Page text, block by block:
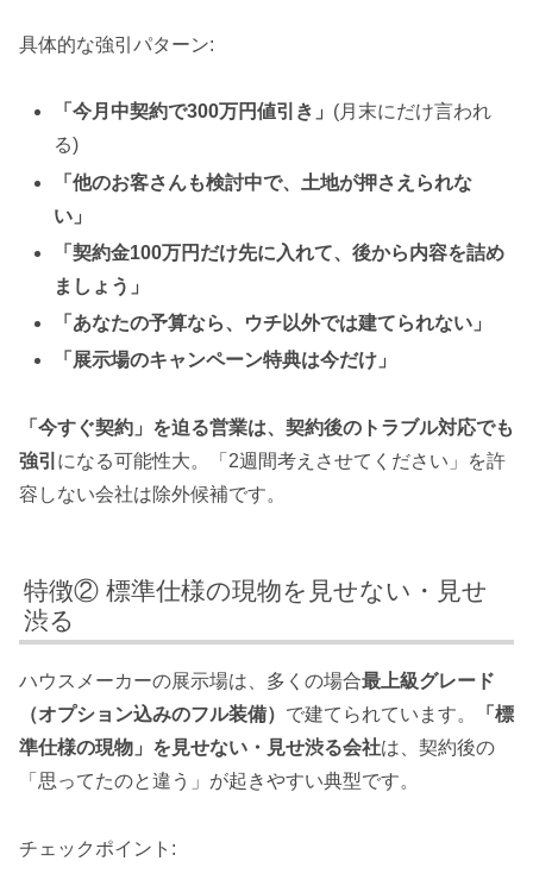
具体的な強引パターン:
「今月中契約で300万円値引き」 (月末にだけ言われ
る)
「他のお客さんも検討中で、土地が押さえられな
い」
「契約金100万円だけ先に入れて、後から内容を詰め
ましょう」
「あなたの予算なら、ウチ以外では建てられない」
「展示場のキャンペーン特典は今だけ」
「今すぐ契約」を迫る営業は、契約後のトラブル対応でも
強引 になる可能性大。「2週間考えさせてください」を許
容しない会社は除外候補です。
特徴② 標準仕様の現物を見せない・見せ
渋る
ハウスメーカーの展示場は、多くの場合最上級グレード
（オプション込みのフル装備） で建てられています。
「標
準仕様の現物」を見せない・見せ渋る会社は、契約後の
「思ってたのと違う」が起きやすい典型です。
チェックポイント: